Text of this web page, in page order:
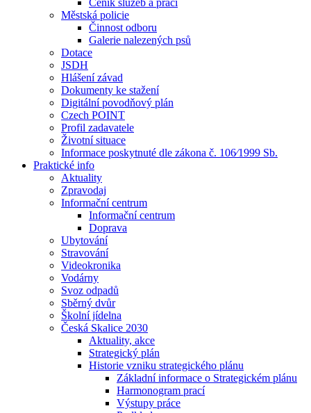
Ceník služeb a prací
Městská policie
Činnost odboru
Galerie nalezených psů
Dotace
JSDH
Hlášení závad
Dokumenty ke stažení
Digitální povodňový plán
Czech POINT
Profil zadavatele
Životní situace
Informace poskytnuté dle zákona č. 106⁄1999 Sb.
Praktické info
Aktuality
Zpravodaj
Informační centrum
Informační centrum
Doprava
Ubytování
Stravování
Videokronika
Vodárny
Svoz odpadů
Sběrný dvůr
Školní jídelna
Česká Skalice 2030
Aktuality, akce
Strategický plán
Historie vzniku strategického plánu
Základní informace o Strategickém plánu
Harmonogram prací
Výstupy práce